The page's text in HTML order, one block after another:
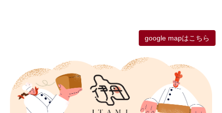
google mapはこちら